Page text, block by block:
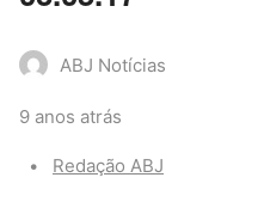
ABJ Notícias
9 anos atrás
Categories:
Redação ABJ